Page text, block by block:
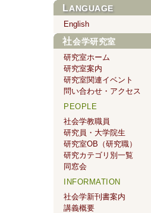
LANGUAGE
English
社会学研究室
研究室ホーム
研究室案内
研究室関連イベント
問い合わせ・アクセス
PEOPLE
社会学教職員
研究員・大学院生
研究室OB（研究職）
研究カテゴリ別一覧
同窓会
INFORMATION
社会学新刊書案内
講義概要